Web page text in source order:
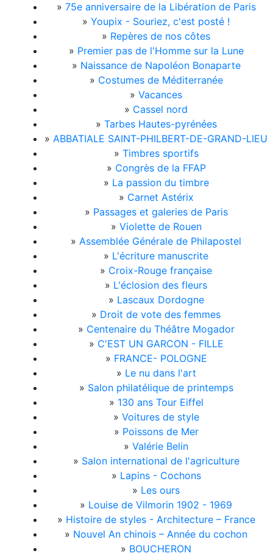
» 75e anniversaire de la Libération de Paris
» Youpix - Souriez, c'est posté !
» Repères de nos côtes
» Premier pas de l'Homme sur la Lune
» Naissance de Napoléon Bonaparte
» Costumes de Méditerranée
» Vacances
» Cassel nord
» Tarbes Hautes-pyrénées
» ABBATIALE SAINT-PHILBERT-DE-GRAND-LIEU
» Timbres sportifs
» Congrès de la FFAP
» La passion du timbre
» Carnet Astérix
» Passages et galeries de Paris
» Violette de Rouen
» Assemblée Générale de Philapostel
» L'écriture manuscrite
» Croix-Rouge française
» L'éclosion des fleurs
» Lascaux Dordogne
» Droit de vote des femmes
» Centenaire du Théâtre Mogador
» C'EST UN GARCON - FILLE
» FRANCE- POLOGNE
» Le nu dans l'art
» Salon philatélique de printemps
» 130 ans Tour Eiffel
» Voitures de style
» Poissons de Mer
» Valérie Belin
» Salon international de l'agriculture
» Lapins - Cochons
» Les ours
» Louise de Vilmorin 1902 - 1969
» Histoire de styles - Architecture – France
» Nouvel An chinois – Année du cochon
» BOUCHERON